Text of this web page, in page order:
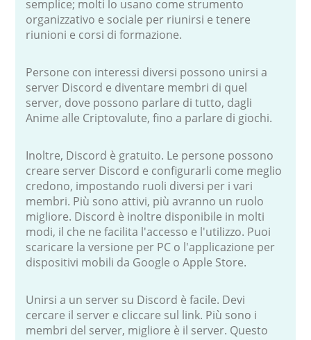
semplice; molti lo usano come strumento
organizzativo e sociale per riunirsi e tenere
riunioni e corsi di formazione.
Persone con interessi diversi possono unirsi a
server Discord e diventare membri di quel
server, dove possono parlare di tutto, dagli
Anime alle Criptovalute, fino a parlare di giochi.
Inoltre, Discord è gratuito. Le persone possono
creare server Discord e configurarli come meglio
credono, impostando ruoli diversi per i vari
membri. Più sono attivi, più avranno un ruolo
migliore. Discord è inoltre disponibile in molti
modi, il che ne facilita l'accesso e l'utilizzo. Puoi
scaricare la versione per PC o l'applicazione per
dispositivi mobili da Google o Apple Store.
Unirsi a un server su Discord è facile. Devi
cercare il server e cliccare sul link. Più sono i
membri del server, migliore è il server. Questo